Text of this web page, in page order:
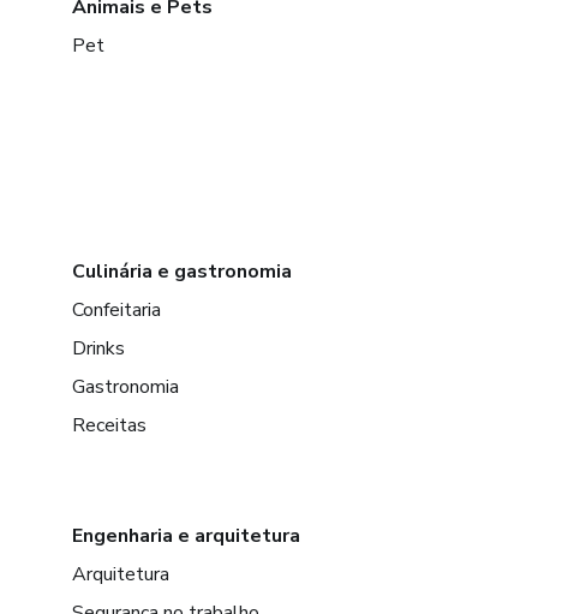
Animais e Pets
Pet
Culinária e gastronomia
Confeitaria
Drinks
Gastronomia
Receitas
Engenharia e arquitetura
Arquitetura